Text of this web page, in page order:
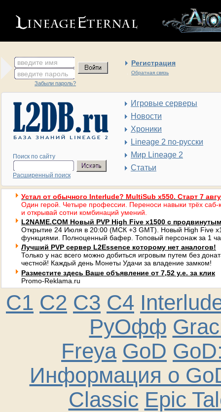
введите имя Регистрация
Обратная связь
введите пароль
Забыли пароль?
Поиск по сайту
Расширенный поиск
Игровые серверы
Новости
Хроники
Lineage 2 по-русски
Мир Lineage 2
Статьи
Устал от обычного Interlude? MultiSub x550. Старт 7
Один герой. Четыре профессии. Переноси навыки трёх саб-
и открывай сотни комбинаций умений.
L2NAME.COM Новый PVP High Five x1500 с
Открытие 24 Июля в 20:00 (МСК +3 GMT). Новый High Five
функциями. Полноценный бафер. Топовый персонаж за 1
Лучший PVP сервер L2Essence которому нет аналогов!
Только у нас всего можно добиться игровым путем без
честной! Каждый день Монеты Удачи за владение замком!
Разместите здесь Ваше объявление от 7,52 у.е. за клик
Promo-Reklama.ru
C1 C2 C3 C4
РуОфф
Freya GoD
Информация о
Classic Epic